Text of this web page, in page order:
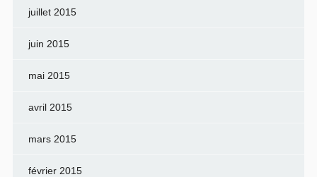
juillet 2015
juin 2015
mai 2015
avril 2015
mars 2015
février 2015